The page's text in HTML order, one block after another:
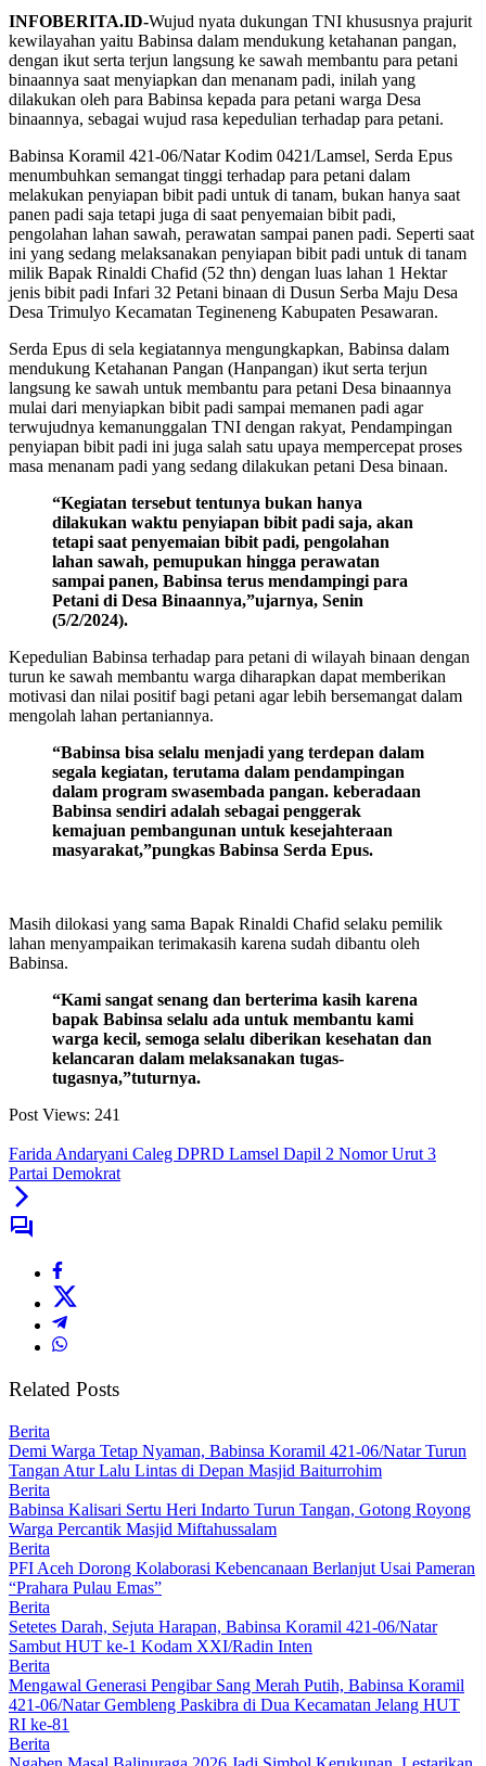
INFOBERITA.ID-Wujud nyata dukungan TNI khususnya prajurit
kewilayahan yaitu Babinsa dalam mendukung ketahanan pangan,
dengan ikut serta terjun langsung ke sawah membantu para petani
binaannya saat menyiapkan dan menanam padi, inilah yang
dilakukan oleh para Babinsa kepada para petani warga Desa
binaannya, sebagai wujud rasa kepedulian terhadap para petani.
Babinsa Koramil 421-06/Natar Kodim 0421/Lamsel, Serda Epus
menumbuhkan semangat tinggi terhadap para petani dalam
melakukan penyiapan bibit padi untuk di tanam, bukan hanya saat
panen padi saja tetapi juga di saat penyemaian bibit padi,
pengolahan lahan sawah, perawatan sampai panen padi. Seperti saat
ini yang sedang melaksanakan penyiapan bibit padi untuk di tanam
milik Bapak Rinaldi Chafid (52 thn) dengan luas lahan 1 Hektar
jenis bibit padi Infari 32 Petani binaan di Dusun Serba Maju Desa
Desa Trimulyo Kecamatan Tegineneng Kabupaten Pesawaran.
Serda Epus di sela kegiatannya mengungkapkan, Babinsa dalam
mendukung Ketahanan Pangan (Hanpangan) ikut serta terjun
langsung ke sawah untuk membantu para petani Desa binaannya
mulai dari menyiapkan bibit padi sampai memanen padi agar
terwujudnya kemanunggalan TNI dengan rakyat, Pendampingan
penyiapan bibit padi ini juga salah satu upaya mempercepat proses
masa menanam padi yang sedang dilakukan petani Desa binaan.
“Kegiatan tersebut tentunya bukan hanya
dilakukan waktu penyiapan bibit padi saja, akan
tetapi saat penyemaian bibit padi, pengolahan
lahan sawah, pemupukan hingga perawatan
sampai panen, Babinsa terus mendampingi para
Petani di Desa Binaannya,”ujarnya, Senin
(5/2/2024).
Kepedulian Babinsa terhadap para petani di wilayah binaan dengan
turun ke sawah membantu warga diharapkan dapat memberikan
motivasi dan nilai positif bagi petani agar lebih bersemangat dalam
mengolah lahan pertaniannya.
“Babinsa bisa selalu menjadi yang terdepan dalam
segala kegiatan, terutama dalam pendampingan
dalam program swasembada pangan. keberadaan
Babinsa sendiri adalah sebagai penggerak
kemajuan pembangunan untuk kesejahteraan
masyarakat,”pungkas Babinsa Serda Epus.
Masih dilokasi yang sama Bapak Rinaldi Chafid selaku pemilik
lahan menyampaikan terimakasih karena sudah dibantu oleh
Babinsa.
“Kami sangat senang dan berterima kasih karena
bapak Babinsa selalu ada untuk membantu kami
warga kecil, semoga selalu diberikan kesehatan dan
kelancaran dalam melaksanakan tugas-
tugasnya,”tuturnya.
Post Views: 241
Farida Andaryani Caleg DPRD Lamsel Dapil 2 Nomor Urut 3
Partai Demokrat
Related Posts
Berita
Demi Warga Tetap Nyaman, Babinsa Koramil 421-06/Natar Turun
Tangan Atur Lalu Lintas di Depan Masjid Baiturrohim
Berita
Babinsa Kalisari Sertu Heri Indarto Turun Tangan, Gotong Royong
Warga Percantik Masjid Miftahussalam
Berita
PFI Aceh Dorong Kolaborasi Kebencanaan Berlanjut Usai Pameran
“Prahara Pulau Emas”
Berita
Setetes Darah, Sejuta Harapan, Babinsa Koramil 421-06/Natar
Sambut HUT ke-1 Kodam XXI/Radin Inten
Berita
Mengawal Generasi Pengibar Sang Merah Putih, Babinsa Koramil
421-06/Natar Gembleng Paskibra di Dua Kecamatan Jelang HUT
RI ke-81
Berita